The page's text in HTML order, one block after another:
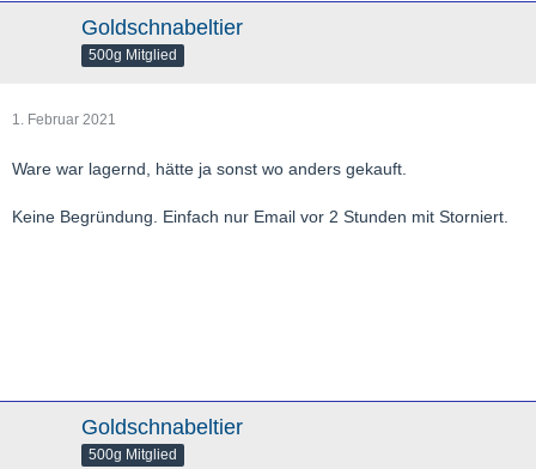
Goldschnabeltier
500g Mitglied
1. Februar 2021
Ware war lagernd, hätte ja sonst wo anders gekauft.
Keine Begründung. Einfach nur Email vor 2 Stunden mit Storniert.
Goldschnabeltier
500g Mitglied